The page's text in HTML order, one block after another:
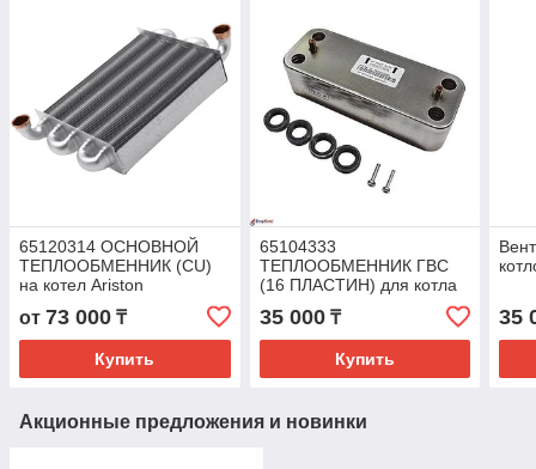
65120314 ОСНОВНОЙ
ТЕПЛООБМЕННИК (CU)
на котел Ariston
от 73 000 ₸
Купить
65104333
ТЕПЛООБМЕННИК ГВС
(16 ПЛАСТИН) для котла
35 000₸
Купить
35
Акционные предложения и новинки